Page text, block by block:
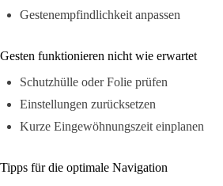
Gestenempfindlichkeit anpassen
Gesten funktionieren nicht wie erwartet
Schutzhülle oder Folie prüfen
Einstellungen zurücksetzen
Kurze Eingewöhnungszeit einplanen
Tipps für die optimale Navigation